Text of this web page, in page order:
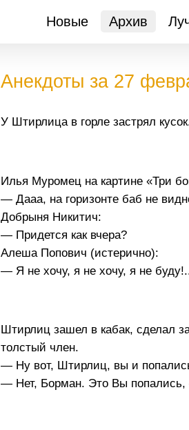
Новые Архив
Анекдоты за 27
У Штирлица в горле застрял
Илья Муромец на картине «Три
— Дааа, на горизонте баб не
Добрыня Никитич:
— Придется как вчера?
Алеша Попович (истерично):
— Я не хочу, я не хочу, я не
Штирлиц зашел в кабак, сделал
толстый член.
— Ну вот, Штирлиц, вы и
— Нет, Борман. Это Вы